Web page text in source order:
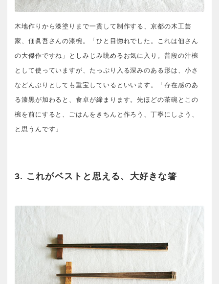
木地作りから漆塗りまで一貫して制作する、京都の木工芸
家、佃眞吾さんの漆椀。「ひと目惚れでした。これは佃さん
の大傑作ですね」としみじみ眺めるお気に入り。普段の汁椀
として使っていますが、たっぷり入る深みのある形は、小さ
などんぶりとしても重宝しているといいます。「存在感のあ
る漆黒が加わると、食卓が締まります。先ほどの茶碗とこの
椀を前にすると、ごはんをきちんと作ろう、丁寧にしよう、
と思うんです」
3. これがベストと思える、大好きな箸